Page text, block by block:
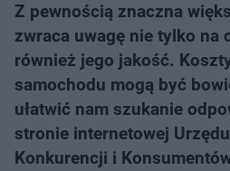
Z pewnością znaczna
zwraca uwagę nie tylko na
również jego jakość.
samochodu mogą być
ułatwić nam szukanie
stronie internetowej
Konkurencji i